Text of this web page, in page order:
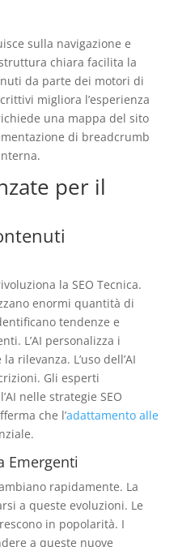
sulla navigazione e
chiara facilita la
da parte dei motori di
migliora l’esperienza
una mappa del sito
di breadcrumb
per il
la SEO Tecnica.
enormi quantità di
tendenze e
L’AI personalizza i
rilevanza. L’uso dell’AI
Gli esperti
nelle strategie SEO
che l’adattamento alle
Emergenti
rapidamente. La
a queste evoluzioni. Le
in popolarità. I
a queste nuove